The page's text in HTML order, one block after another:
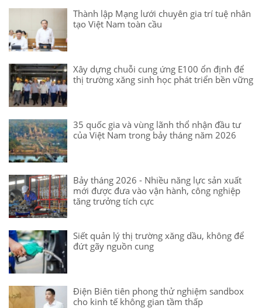
Thành lập Mạng lưới chuyên gia trí tuệ nhân
tạo Việt Nam toàn cầu
Xây dựng chuỗi cung ứng E100 ổn định để
thị trường xăng sinh học phát triển bền vững
35 quốc gia và vùng lãnh thổ nhận đầu tư
của Việt Nam trong bảy tháng năm 2026
Bảy tháng 2026 - Nhiều năng lực sản xuất
mới được đưa vào vận hành, công nghiệp
tăng trưởng tích cực
Siết quản lý thị trường xăng dầu, không để
đứt gãy nguồn cung
Điện Biên tiên phong thử nghiệm sandbox
cho kinh tế không gian tầm thấp